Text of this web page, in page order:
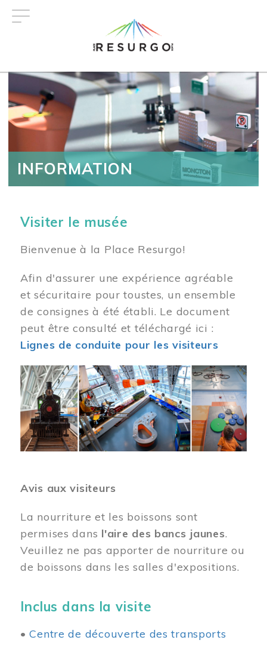
INFORMATION
Visiter le musée
Bienvenue à la Place Resurgo!
Afin d'assurer une expérience agréable
et sécuritaire pour toustes, un ensemble
de consignes à été établi. Le document
peut être consulté et téléchargé ici :
Lignes de conduite pour les visiteurs
Image
Avis aux visiteurs
La nourriture et les boissons sont
permises dans l'aire des bancs jaunes.
Veuillez ne pas apporter de nourriture ou
de boissons dans les salles d'expositions.
Inclus dans la visite
•Centre de découverte des transports